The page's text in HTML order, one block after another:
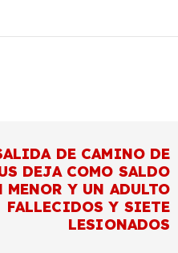
DE CAMINO DE
DEJA COMO SALDO
MENOR Y UN ADULTO
FALLECIDOS Y SIETE
LESIONADOS